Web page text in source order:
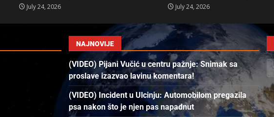
July 24, 2026 July 24, 2026
NAJNOVIJE
(VIDEO) Pijani Vučić u centru pažnje: Snimak sa
proslave izazvao lavinu komentara!
(VIDEO) Incident u Ulcinju: Automobilom pregazila
psa nakon što je njen pas napadnut